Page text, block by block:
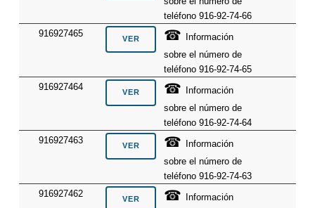
teléfono 916-92-74-66
916927465
☎
Información
sobre el número de
teléfono 916-92-74-65
916927464
☎
Información
sobre el número de
teléfono 916-92-74-64
916927463
☎
Información
sobre el número de
teléfono 916-92-74-63
916927462
☎
Información